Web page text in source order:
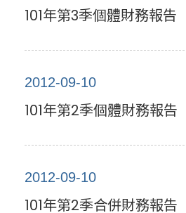
101年第3季個體財務報告
2012-09-10
101年第2季個體財務報告
2012-09-10
101年第2季合併財務報告